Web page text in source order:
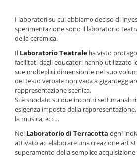
I laboratori su cui abbiamo deciso di
sperimentazione sono il laboratorio
della ceramica.
Il Laboratorio Teatrale ha visto
facilitati dagli educatori hanno utilizzato
sue molteplici dimensioni e nel suo
del testo verbale non vada a
rappresentazione scenica.
Si è snodato su due incontri settimanali
esigenza imposta dalla
la musica, ecc…
Nel Laboratorio di Terracotta ogni
attivato ad elaborare una creazione
superamento della semplice acquisizione